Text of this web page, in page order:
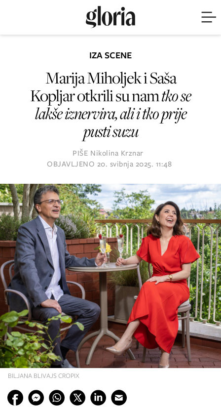
BILJANA BLIVAJS CROPIX
IZA SCENE
Marija Miholjek i Saša
Kopljar otkrili su namtko se
lakše iznervira, ali i tko prije
pusti suzu
PIŠE Nikolina Krznar
OBJAVLJENO 20. svibnja 2025. 11:48